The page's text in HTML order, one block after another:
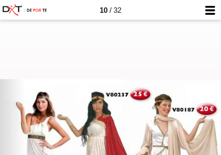
10 / 32